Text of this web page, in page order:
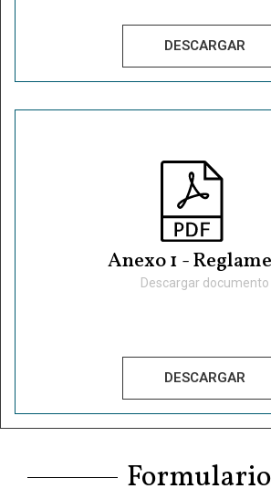
DESCARGAR
Anexo 1 -
Descargar documento
DESCARGAR